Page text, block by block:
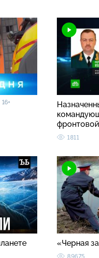
16+
1811
«Черная
89675